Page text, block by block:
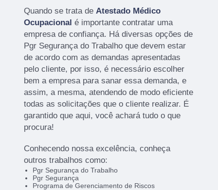
Quando se trata de Atestado Médico
Ocupacional é importante contratar uma
empresa de confiança. Há diversas opções de
Pgr Segurança do Trabalho que devem estar
de acordo com as demandas apresentadas
pelo cliente, por isso, é necessário escolher
bem a empresa para sanar essa demanda, e
assim, a mesma, atendendo de modo eficiente
todas as solicitações que o cliente realizar. É
garantido que aqui, você achará tudo o que
procura!
Conhecendo nossa excelência, conheça
outros trabalhos como:
Pgr Segurança do Trabalho
Pgr Segurança
Programa de Gerenciamento de Riscos